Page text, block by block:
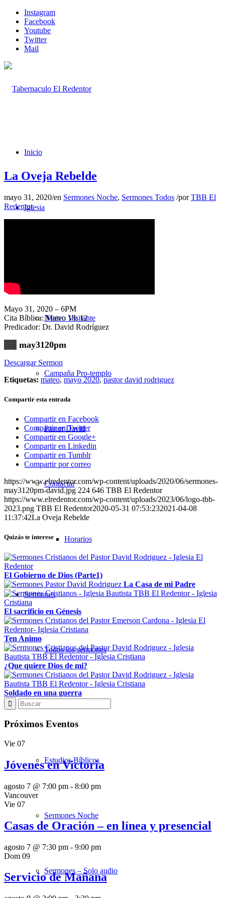
Instagram
Facebook
Youtube
Twitter
Mail
Inicio
Iglesia
Nuevo Visitante
Campaña Pro-templo
Pastor David
Contactar
Horarios
Sermones
Todos los sermones
Estudios Bíblicos
Sermones Noche
Sermones – Solo audio
La Oveja Rebelde
mayo 31, 2020/en Sermones Noche, Sermones Todos /porTBB El
Redentor
Mayo 31, 2020 – 6PM
Cita Bíblica: Mateo 18: 12
Predicador: Dr. David Rodríguez
may3120pm
Descargar Sermon
Etiquetas: mateo,mayo 2020,pastor david rodriguez
Compartir esta entrada
Compartir en Facebook
Compartir en Twitter
Compartir en Google+
Compartir en Linkedin
Compartir en Tumblr
Compartir por correo
https://www.elredentor.com/wp-content/uploads/2020/06/sermones-
may3120pm-david.jpg 224 646 TBB El Redentor
https://www.elredentor.com/wp-content/uploads/2023/06/logo-tbb-
2023.png TBB El Redentor2020-05-31 07:53:232021-04-08
11:37:42La Oveja Rebelde
Quizás te interese
El Gobierno de Dios (Parte1)
La Casa de mi Padre
El sacrificio en Génesis
Ten Animo
¿Que quiere Dios de mi?
Soldado en una guerra
Próximos Eventos
Vie 07
Jóvenes en Victoria
agosto 7 @ 7:00 pm - 8:00 pm
Vancouver
Vie 07
Casas de Oración – en línea y presencial
agosto 7 @ 7:30 pm - 9:00 pm
Dom 09
Servicio de Mañana